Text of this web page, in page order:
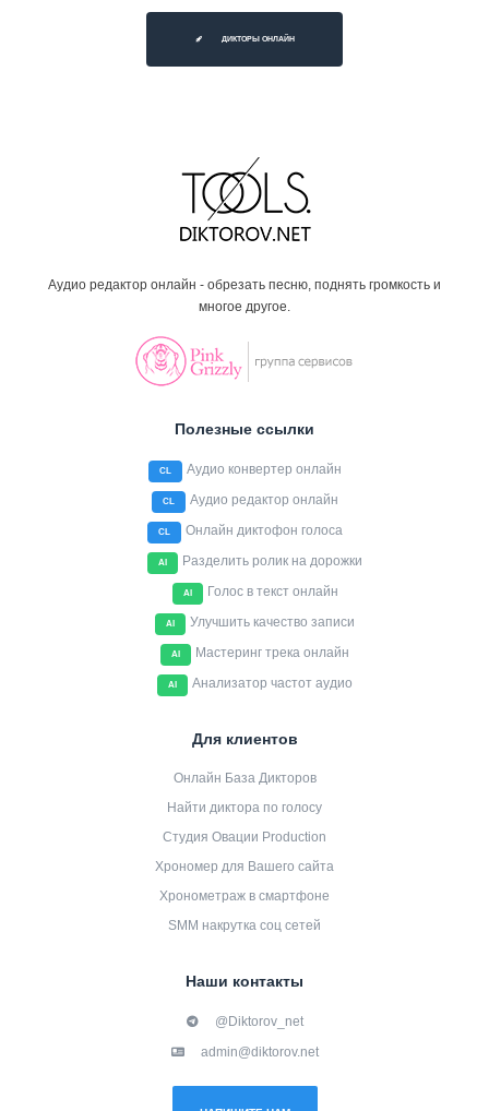
ДИКТОРЫ ОНЛАЙН
Аудио редактор онлайн - обрезать песню, поднять громкость и
многое другое.
Полезные ссылки
CL Аудио конвертер онлайн
CL Аудио редактор онлайн
CL Онлайн диктофон голоса
AI Разделить ролик на дорожки
AI Голос в текст онлайн
AI Улучшить качество записи
AI Мастеринг трека онлайн
AI Анализатор частот аудио
Для клиентов
Онлайн База Дикторов
Найти диктора по голосу
Студия Овации Production
Хрономер для Вашего сайта
Хронометраж в смартфоне
SMM накрутка соц сетей
Наши контакты
@Diktorov_net
admin@diktorov.net